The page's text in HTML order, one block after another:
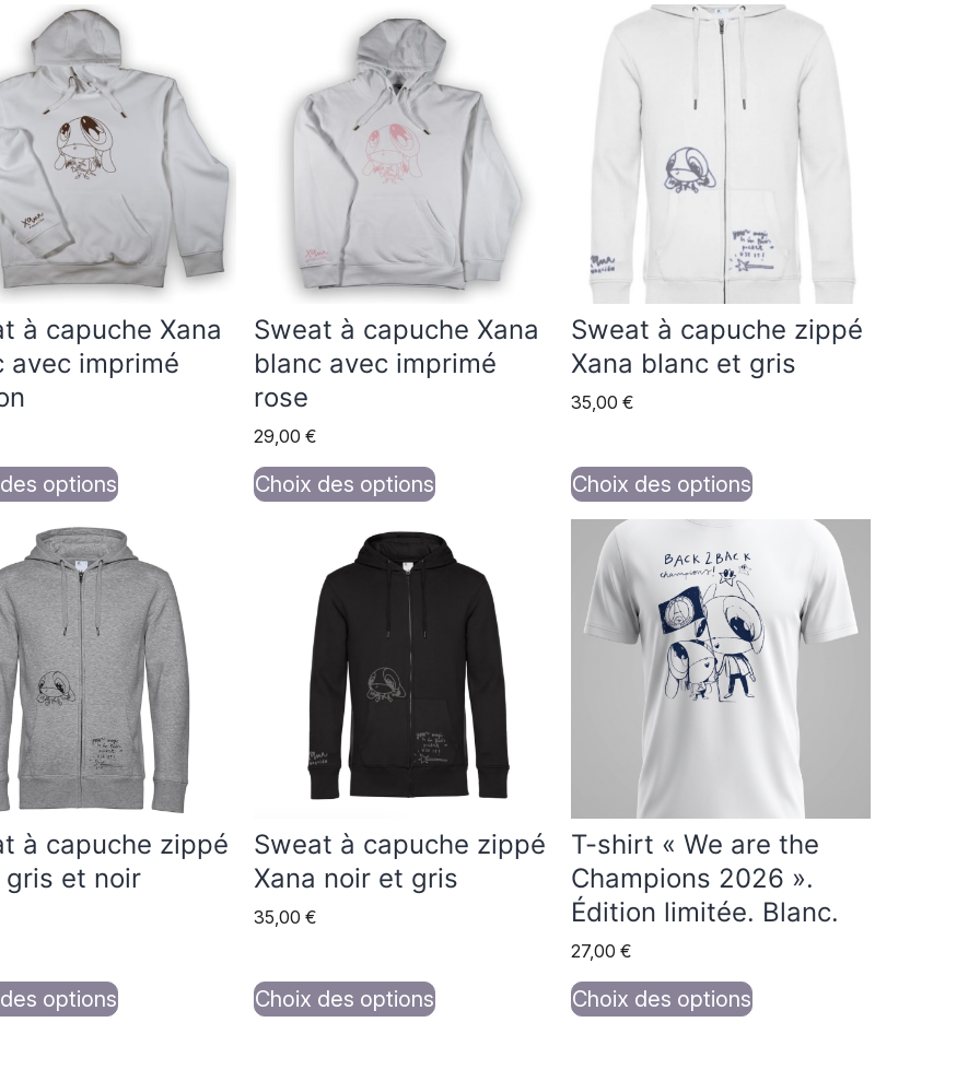
à capuche Xana
avec imprimé
options
Sweat à capuche Xana
blanc avec imprimé
rose
29,00 €
Choix des options
plusieurs
variations.
peuvent
choisies
sur
la
page
du
produit
Sweat à capuche zippé
Xana blanc et gris
35,00 €
Choix des options
produit
plusieurs
variations.
peuvent
être
choisies
sur
la
page
produit
à capuche zippé
gris et noir
options
Sweat à capuche zippé
Xana noir et gris
35,00 €
Choix des options
plusieurs
variations.
options
peuvent
choisies
sur
la
page
produit
T-shirt « We are the
Champions 2026 ».
Édition limitée. Blanc.
27,00 €
Choix des options
produit
plusieurs
variations.
peuvent
choisies
sur
la
page
du
produit